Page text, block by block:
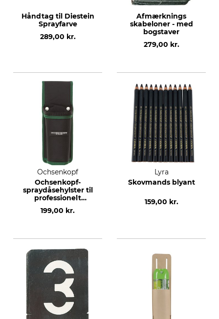
Håndtag til Diestein
Sprayfarve
289,00 kr.
Afmærknings
skabeloner - med
bogstaver
279,00 kr.
Ochsenkopf
Ochsenkopf-
spraydåsehylster til
professionelt
skovbælte
199,00 kr.
Lyra
Skovmands blyant
159,00 kr.